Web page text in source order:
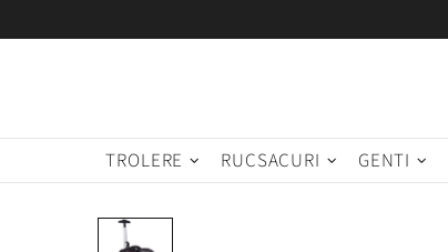
TROLERE RUCSACURI GENTI